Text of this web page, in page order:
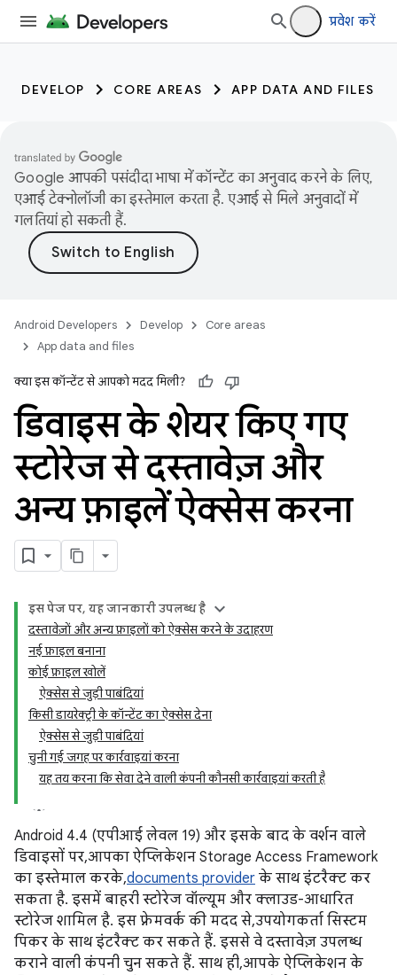
प्रवेश करें
DEVELOP CORE AREAS APP DATA AND FILES
Google आपकी पसंदीदा भाषा में कॉन्टेंट का अनुवाद करने के लिए,
एआई टेक्नोलॉजी का इस्तेमाल करता है. एआई से मिले अनुवादों में
गलतियां हो सकती हैं.
Android Developers Develop
Core areas
App data and files
क्या इस कॉन्टेंट से आपको मदद मिली?
डिवाइस के शेयर किए गए
स्टोरेज से दस्तावेज़ और
अन्य फ़ाइलें ऐक्सेस करना
इस पेज पर, यह जानकारी उपलब्ध है
दस्तावेज़ों और अन्य फ़ाइलों को ऐक्सेस करने के उदाहरण
नई फ़ाइल बनाना
कोई फ़ाइल खोलें
ऐक्सेस से जुड़ी पाबंदियां
किसी डायरेक्ट्री के कॉन्टेंट का ऐक्सेस देना
ऐक्सेस से जुड़ी पाबंदियां
चुनी गई जगह पर कार्रवाइयां करना
यह तय करना कि सेवा देने वाली कंपनी कौनसी कार्रवाइयां करती है
Android 4.4 (एपीआई लेवल 19) और इसके बाद के वर्शन वाले
डिवाइसों पर, आपका ऐप्लिकेशन Storage Access Framework
का इस्तेमाल करके,documents provider के साथ इंटरैक्ट कर
सकता है. इसमें बाहरी स्टोरेज वॉल्यूम और क्लाउड-आधारित
स्टोरेज शामिल है. इस फ़्रेमवर्क की मदद से, उपयोगकर्ता सिस्टम
पिकर के साथ इंटरैक्ट कर सकते हैं. इससे वे दस्तावेज़ उपलब्ध
कराने वाली कंपनी चुन सकते हैं. साथ ही, आपके ऐप्लिकेशन के